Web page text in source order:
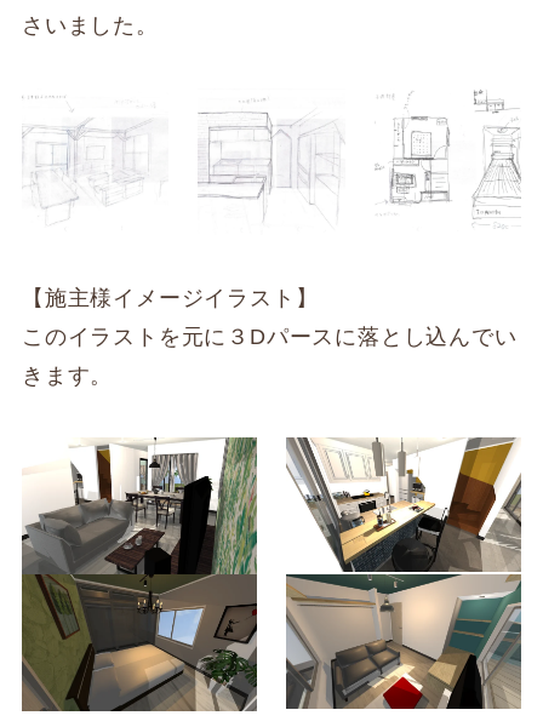
さいました。
【施主様イメージイラスト】
このイラストを元に３Dパースに落とし込んでい
きます。